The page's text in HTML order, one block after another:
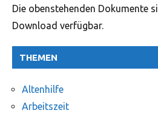
Die obenstehenden Dokumente
Download verfügbar.
THEMEN
Altenhilfe
Arbeitszeit